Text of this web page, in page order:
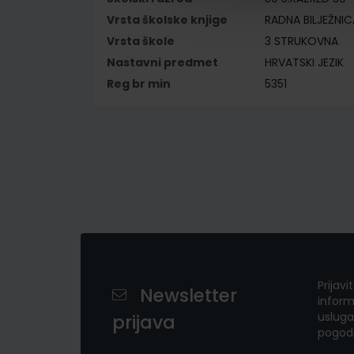
Vrsta školske knjige
RADNA
Vrsta škole
3 STRUKOVNA
Nastavni predmet
HRVATSKI JEZIK
Reg br min
5351
Newsletter
prijava